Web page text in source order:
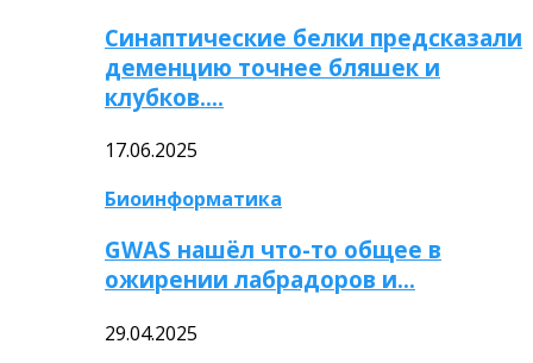
Синаптические белки предсказали
деменцию точнее бляшек и
клубков….
17.06.2025
Биоинформатика
GWAS нашёл что-то общее в
ожирении лабрадоров и…
29.04.2025